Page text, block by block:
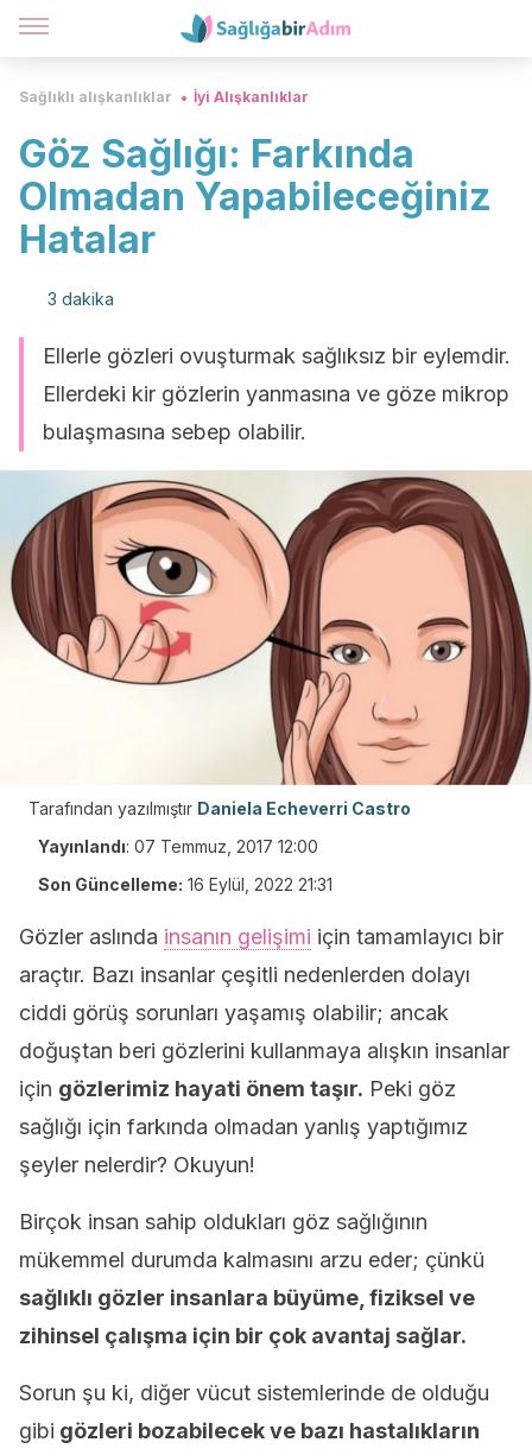
Sağlıklı alışkanlıklar İyi Alışkanlıklar
Göz Sağlığı: Farkında
Olmadan Yapabileceğiniz
Hatalar
3 dakika
Ellerle gözleri ovuşturmak sağlıksız bir eylemdir.
Ellerdeki kir gözlerin yanmasına ve göze mikrop
bulaşmasına sebep olabilir.
Tarafından yazılmıştır Daniela Echeverri Castro
Yayınlandı: 07 Temmuz, 2017 12:00
Son Güncelleme: 16 Eylül, 2022 21:31
Gözler aslında insanın gelişimi için tamamlayıcı bir
araçtır. Bazı insanlar çeşitli nedenlerden dolayı
ciddi görüş sorunları yaşamış olabilir; ancak
doğuştan beri gözlerini kullanmaya alışkın insanlar
için gözlerimiz hayati önem taşır. Peki göz
sağlığı için farkında olmadan yanlış yaptığımız
şeyler nelerdir? Okuyun!
Birçok insan sahip oldukları göz sağlığının
mükemmel durumda kalmasını arzu eder; çünkü
sağlıklı gözler insanlara büyüme, fiziksel ve
zihinsel çalışma için bir çok avantaj sağlar.
Sorun şu ki, diğer vücut sistemlerinde de olduğu
gibi gözleri bozabilecek ve bazı hastalıkların